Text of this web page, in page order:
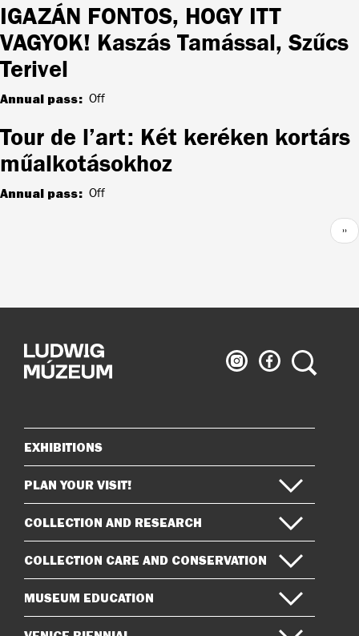
IGAZÁN FONTOS, HOGY ITT
VAGYOK! Kaszás Tamással, Szűcs
Terivel
Annual pass Off
Tour de l’art: Két keréken kortárs
műalkotásokhoz
Annual pass Off
››
Ludwig
Museum
Ludwig
Museum
Search
Sitemap
EXHIBITIONS
PLAN YOUR VISIT!
COLLECTION AND RESEARCH
COLLECTION CARE AND CONSERVATION
MUSEUM EDUCATION